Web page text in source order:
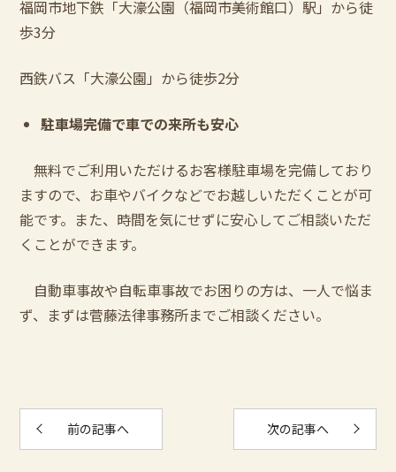
福岡市地下鉄「大濠公園（福岡市美術館口）駅」から徒
歩3分
西鉄バス「大濠公園」から徒歩2分
駐車場完備で車での来所も安心
無料でご利用いただけるお客様駐車場を完備しており
ますので、お車やバイクなどでお越しいただくことが可
能です。また、時間を気にせずに安心してご相談いただ
くことができます。
自動車事故や自転車事故でお困りの方は、一人で悩ま
ず、まずは菅藤法律事務所までご相談ください。
前の記事へ 次の記事へ